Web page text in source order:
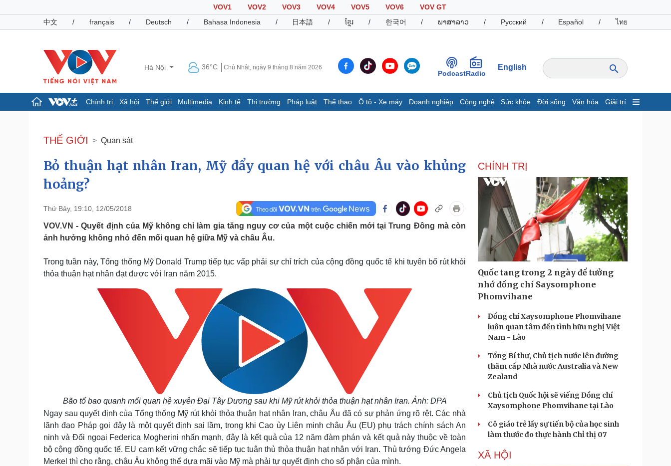
VOV1 VOV2 VOV3 VOV4 VOV5 VOV6
VOV GT
中文
/ français / Deutsch / Bahasa Indonesia / 日本語 / ខ្មែរ / 한국어 / ພາສາລາວ / Русский / Español / ไทย
Hà Nội 36°C Chủ Nhật, ngày 9 tháng 8 năm 2026
PodcastRadio
English
Chính trị Xã hội Thế giới Multimedia Kinh tế Thị trường Pháp luật Thể thao Ô tô - Xe máy Doanh nghiệp Công nghệ Sức khỏe Đời sống Văn hóa Giải trí
Đảng
Tổ chức nhân sự
Nhận diện sự thật
Dấu ấn VOV
Hồ sơ
E-Magazine
Infographic
Giá cà phê
Pháp luật
Tin nóng
Tư vấn luật
Việt Nam
Phân tích
Thể thao
Bóng đá
Lịch thi đấu bóng đá
Thế giới thể thao
Hậu trường
Ô tô - Xe máy
Ô tô
Xe máy
Doanh nghiệp
Thông tin doanh nghiệp
Doanh nghiệp 24h
Doanh nhân
Vì cộng đồng
Công nghệ
Sành điệu
Tin Công nghệ
Trải nghiệm
Chuyển đổi số
Sức khỏe
Dinh dưỡng - món ngon
Đời sống
Nhà đẹp
Blog
Tình yêu - Gia đình
Sân khấu - Điện ảnh
Di sản
Nghệ sĩ
Thời trang
Sao Việt
Podcast
Câu chuyện thời sự
Cửa sổ tình yêu
Kể chuyện cho bé
Hạt giống tâm hồn
THẾ GIỚI Quan sát
Bỏ thuận hạt nhân Iran, Mỹ đẩy quan hệ với châu Âu vào khủng
hoảng?
Thứ Bảy, 19:10, 12/05/2018
VOV.VN - Quyết định của Mỹ không chỉ làm gia tăng nguy cơ của một cuộc chiến mới tại Trung Đông mà còn
ảnh hưởng không nhỏ đến mối quan hệ giữa Mỹ và châu Âu.
Trong tuần này, Tổng thống Mỹ Donald Trump tiếp tục vấp phải sự chỉ trích của cộng đồng quốc tế khi tuyên bố rút khỏi
thỏa thuận hạt nhân đạt được với Iran năm 2015.
Bão tố bao quanh mối quan hệ xuyên Đại Tây Dương sau khi Mỹ rút khỏi thỏa thuận hạt nhân Iran. Ảnh: DPA
Ngay sau quyết định của Tổng thống Mỹ rút khỏi thỏa thuận hạt nhân Iran, châu Âu đã có sự phản ứng rõ rệt. Các nhà
lãnh đạo Pháp gọi đây là một quyết định sai lầm, trong khi Cao ủy Liên minh châu Âu (EU) phụ trách chính sách An
ninh và Đối ngoại Federica Mogherini nhấn mạnh, đây là kết quả của 12 năm đàm phán và kết quả này thuộc về toàn
bộ cộng đồng quốc tế. EU cam kết vững chắc sẽ tiếp tục tuân thủ thỏa thuận hạt nhân với Iran. Thủ tướng Đức Angela
Merkel thì cho rằng, châu Âu không thể dựa mãi vào Mỹ mà phải tự quyết định cho số phận của mình.
CHÍNH TRỊ
Quốc tang trong 2 ngày để tưởng
nhớ đồng chí Saysomphone
Phomvihane
Đồng chí Xaysomphone Phomvihane
luôn quan tâm đến tình hữu nghị Việt
Nam - Lào
Tổng Bí thư, Chủ tịch nước lên đường
thăm cấp Nhà nước Australia và New
Zealand
Chủ tịch Quốc hội sẽ viếng Đồng chí
Xaysomphone Phomvihane tại Lào
Cô giáo trẻ lấy sự tiến bộ của học sinh
làm thước đo thực hành Chỉ thị 07
XÃ HỘI